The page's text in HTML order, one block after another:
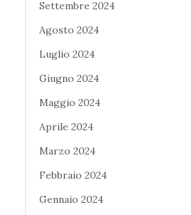
Settembre 2024
Agosto 2024
Luglio 2024
Giugno 2024
Maggio 2024
Aprile 2024
Marzo 2024
Febbraio 2024
Gennaio 2024